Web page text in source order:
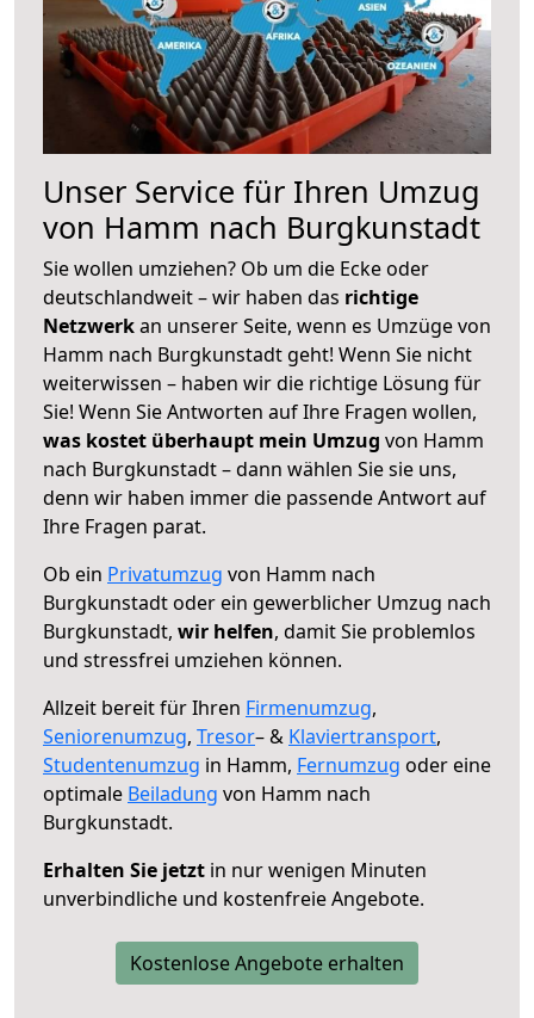
Unser Service für Ihren Umzug
von Hamm nach Burgkunstadt
Sie wollen umziehen? Ob um die Ecke oder
deutschlandweit – wir haben das richtige
Netzwerkan unserer Seite, wenn es Umzüge von
Hamm nach Burgkunstadt geht! Wenn Sie nicht
weiterwissen – haben wir die richtige Lösung für
Sie! Wenn Sie Antworten auf Ihre Fragen wollen,
was kostet überhaupt mein Umzug von Hamm
nach Burgkunstadt – dann wählen Sie sie uns,
denn wir haben immer die passende Antwort auf
Ihre Fragen parat.
Ob ein Privatumzug von Hamm nach
Burgkunstadt oder ein gewerblicher Umzug nach
Burgkunstadt, wir helfen, damit Sie problemlos
und stressfrei umziehen können.
Allzeit bereit für Ihren Firmenumzug,
Seniorenumzug, Tresor– & Klaviertransport,
Studentenumzug in Hamm, Fernumzug oder eine
optimale Beiladung von Hamm nach
Burgkunstadt.
Erhalten Sie jetzt in nur wenigen Minuten
unverbindliche und kostenfreie Angebote.
Kostenlose Angebote erhalten